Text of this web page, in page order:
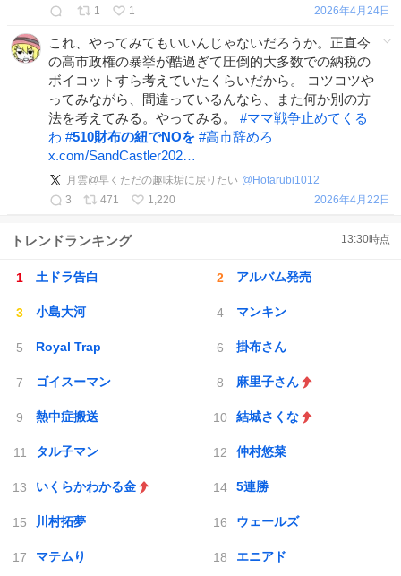
1
1 2026年4月24日
これ、やってみてもいいんじゃないだろうか。正直今
の高市政権の暴挙が酷過ぎて圧倒的大多数での納税の
ボイコットすら考えていたくらいだから。 コツコツや
ってみながら、間違っているんなら、また何か別の方
法を考えてみる。やってみる。 #ママ戦争止めてくる
わ #510財布の紐でNOを #高市辞めろ
x.com/SandCastler202…
月雲@早くただの趣味垢に戻りたい @ Hotarubi1012
3
471 1,220 2026年4月22日
トレンドランキング 13:30時点
土ドラ告白 アルバム発売
小島大河 マンキン
Royal Trap 掛布さん
ゴイスーマン 麻里子さん
熱中症搬送 結城さくな
タル子マン 仲村悠菜
いくらかわかる金 5連勝
川村拓夢 ウェールズ
マテムり エニアド